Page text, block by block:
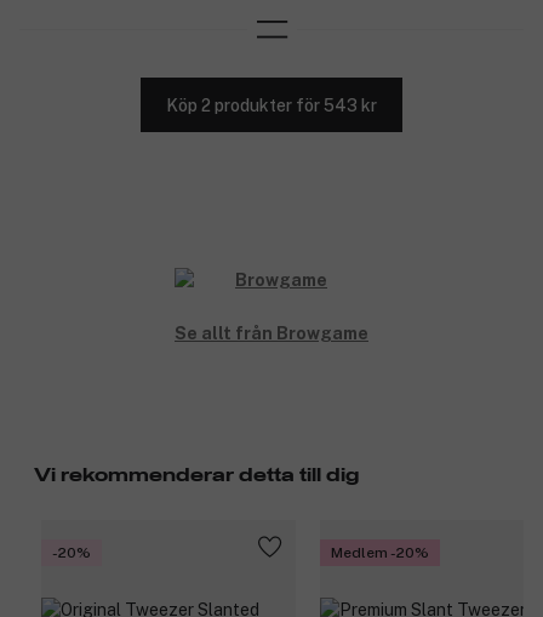
Köp 2 produkter för 543 kr
Se allt från Browgame
Vi rekommenderar detta till dig
-20% Medlem -20%